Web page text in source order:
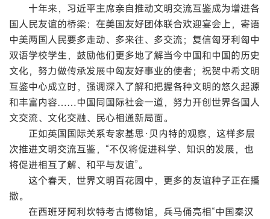
十年来，习近平主席亲自推动文明交流互鉴成为增进各
国人民友谊的桥梁：在美国友好团体联合欢迎宴会上，寄语
中美两国人民要多走动、多来往、多交流；复信匈牙利匈中
双语学校学生，鼓励他们更多地了解当今中国和中国的历史
文化，努力做传承发展中匈友好事业的使者；祝贺中希文明
互鉴中心成立时，强调深入了解和把握各种文明的悠久起源
和丰富内容……中国同国际社会一道，努力开创世界各国人
文交流、文化交融、民心相通新局面。
正如英国国际关系专家基思·贝内特的观察，这样多层
次推进文明交流互鉴，“不仅将促进科学、知识的发展，也
将促进相互了解、和平与友谊”。
这个春天，世界文明百花园中，更多的友谊种子正在播
撒。
在西班牙阿利坎特考古博物馆，兵马俑亮相“中国秦汉